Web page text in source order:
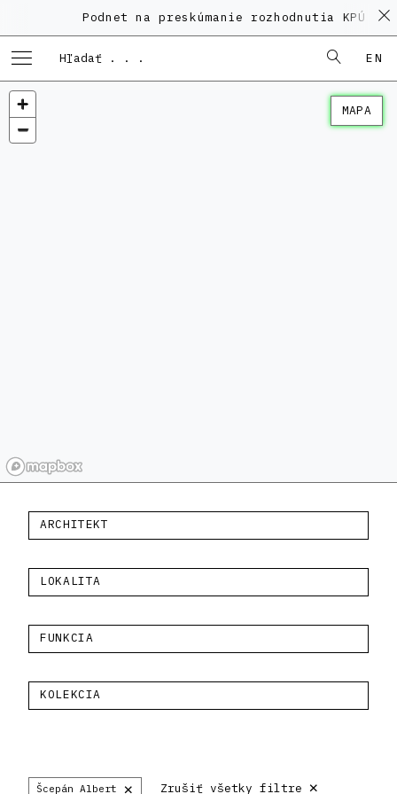
Podnet na preskúmanie rozhodnutia KPÚ
EN
MAPA
ARCHITEKT
LOKALITA
FUNKCIA
KOLEKCIA
Šcepán Albert × Zrušiť všetky filtre ×